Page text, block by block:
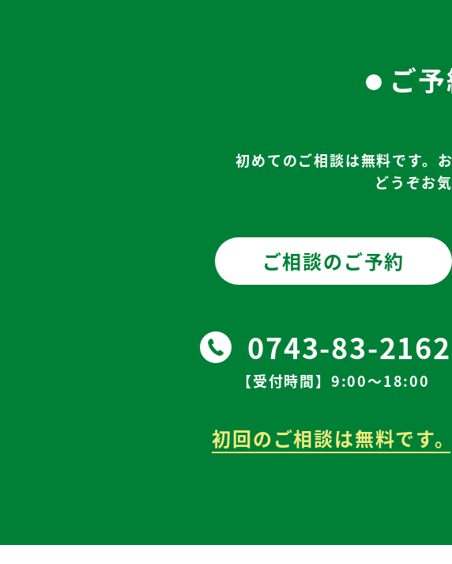
ご
初めてのご相談は無料です。
どうぞお
ご相談のご予約
0743-83-2162
【受付時間】9:00～18:00
初回のご相談は無料です。